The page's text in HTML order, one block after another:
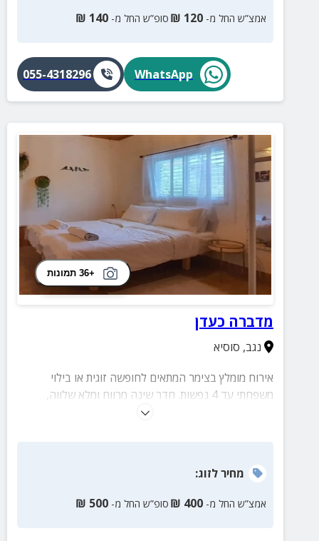
אמצ”ש החל מ- 120
₪ סופ”ש החל מ- 140
₪
WhatsApp
055-4318296
+36 תמונות
מדברה כעדן
נגב, סוסיא
אירוח מומלץ בצימר המתאים לחופשה זוגית או בילוי
משפחתי עד 4 נפשות. חדר שינה מרווח ומלא שלווה,
מטבח גדול, חצר פסטורלית עם אווירה קסומה ועוד!
מחירלזוג:
אמצ”ש החל מ- 400
₪ סופ”ש החל מ- 500
₪